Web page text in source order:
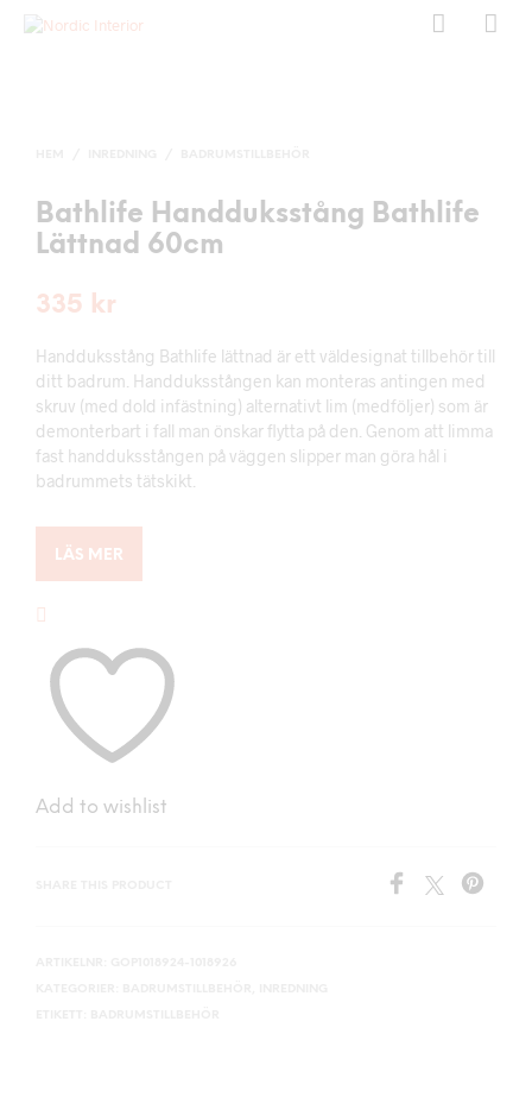
Bathlife Handduksstång Bathlife
Lättnad 60cm
335 kr
Handduksstång Bathlife lättnad är ett väldesignat tillbehör till
ditt badrum. Handduksstången kan monteras antingen med
skruv (med dold infästning) alternativt lim (medföljer) som är
demonterbart i fall man önskar flytta på den. Genom att limma
fast handduksstången på väggen slipper man göra hål i
badrummets tätskikt.
LÄS MER
Add to wishlist